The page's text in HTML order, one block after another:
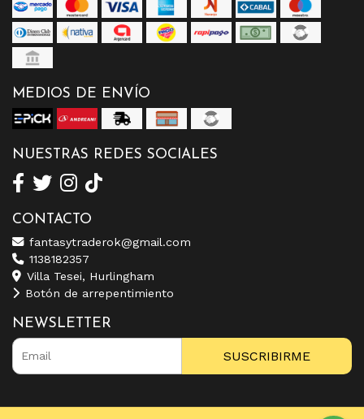
MEDIOS DE ENVÍO
NUESTRAS REDES SOCIALES
CONTACTO
fantasytraderok@gmail.com
1138182357
Villa Tesei, Hurlingham
Botón de arrepentimiento
NEWSLETTER
SUSCRIBIRME